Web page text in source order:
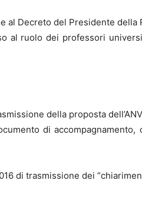
al Decreto del Presidente
al ruolo dei professori
della proposta
di
di trasmissione dei